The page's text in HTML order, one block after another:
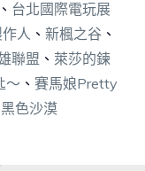
、 台北國際電玩展
人 、 新楓之谷 、
聯盟 、 萊莎的鍊
～ 、 賽馬娘Pretty
黑色沙漠